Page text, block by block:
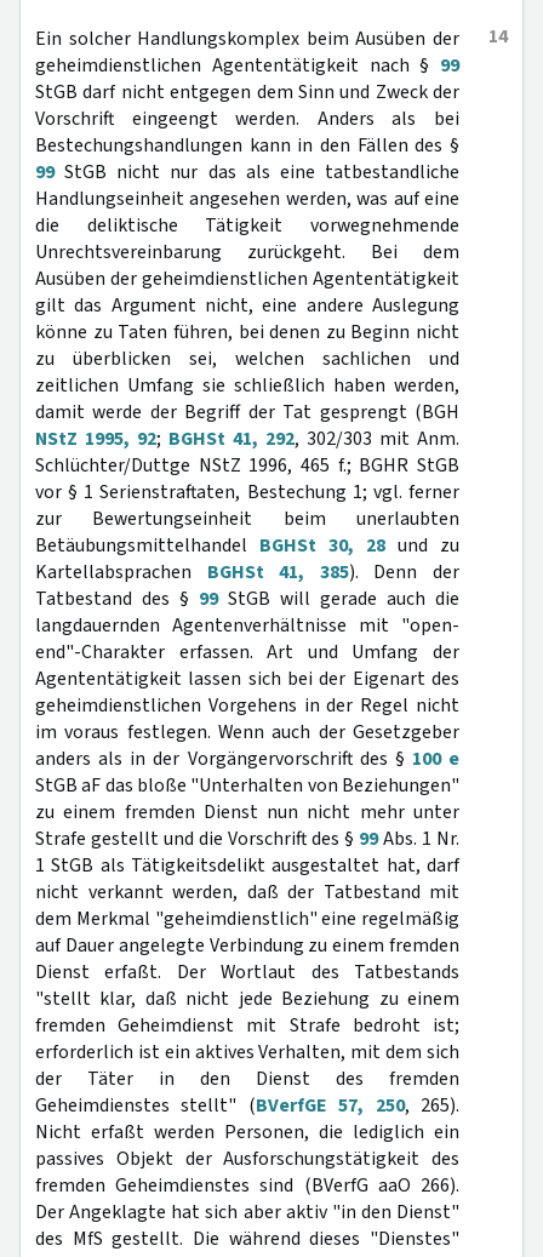
14
Ein solcher Handlungskomplex beim Ausüben der
geheimdienstlichen Agententätigkeit nach § 99
StGB darf nicht entgegen dem Sinn und Zweck der
Vorschrift eingeengt werden. Anders als bei
Bestechungshandlungen kann in den Fällen des §
99StGB nicht nur das als eine tatbestandliche
Handlungseinheit angesehen werden, was auf eine
die deliktische Tätigkeit vorwegnehmende
Unrechtsvereinbarung zurückgeht. Bei dem
Ausüben der geheimdienstlichen Agententätigkeit
gilt das Argument nicht, eine andere Auslegung
könne zu Taten führen, bei denen zu Beginn nicht
zu überblicken sei, welchen sachlichen und
zeitlichen Umfang sie schließlich haben werden,
damit werde der Begriff der Tat gesprengt (BGH
NStZ 1995, 92; BGHSt 41, 292, 302/303 mit Anm.
Schlüchter/Duttge NStZ 1996, 465 f.; BGHR StGB
vor § 1 Serienstraftaten, Bestechung 1; vgl. ferner
zur Bewertungseinheit beim unerlaubten
Betäubungsmittelhandel BGHSt 30, 28 und zu
Kartellabsprachen BGHSt 41, 385). Denn der
Tatbestand des § 99StGB will gerade auch die
langdauernden Agentenverhältnisse mit "open-
end"-Charakter erfassen. Art und Umfang der
Agententätigkeit lassen sich bei der Eigenart des
geheimdienstlichen Vorgehens in der Regel nicht
im voraus festlegen. Wenn auch der Gesetzgeber
anders als in der Vorgängervorschrift des § 100 e
StGB aF das bloße "Unterhalten von Beziehungen"
zu einem fremden Dienst nun nicht mehr unter
Strafe gestellt und die Vorschrift des § 99Abs. 1 Nr.
1 StGB als Tätigkeitsdelikt ausgestaltet hat, darf
nicht verkannt werden, daß der Tatbestand mit
dem Merkmal "geheimdienstlich" eine regelmäßig
auf Dauer angelegte Verbindung zu einem fremden
Dienst erfaßt. Der Wortlaut des Tatbestands
"stellt klar, daß nicht jede Beziehung zu einem
fremden Geheimdienst mit Strafe bedroht ist;
erforderlich ist ein aktives Verhalten, mit dem sich
der Täter in den Dienst des fremden
Geheimdienstes stellt" (BVerfGE 57, 250, 265).
Nicht erfaßt werden Personen, die lediglich ein
passives Objekt der Ausforschungstätigkeit des
fremden Geheimdienstes sind (BVerfG aaO 266).
Der Angeklagte hat sich aber aktiv "in den Dienst"
des MfS gestellt. Die während dieses "Dienstes"